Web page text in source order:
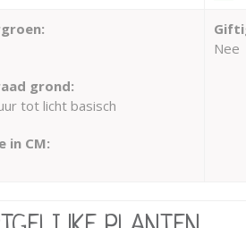
grond:
tot licht basisch
in CM:
Nee